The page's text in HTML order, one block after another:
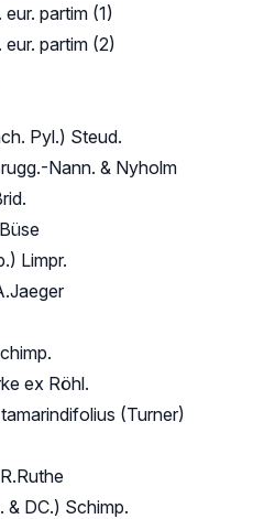
partim (1)
partim (2)
Pyl.) Steud.
Nann. & Nyholm
Limpr.
ex Röhl.
(Turner)
& DC.) Schimp.